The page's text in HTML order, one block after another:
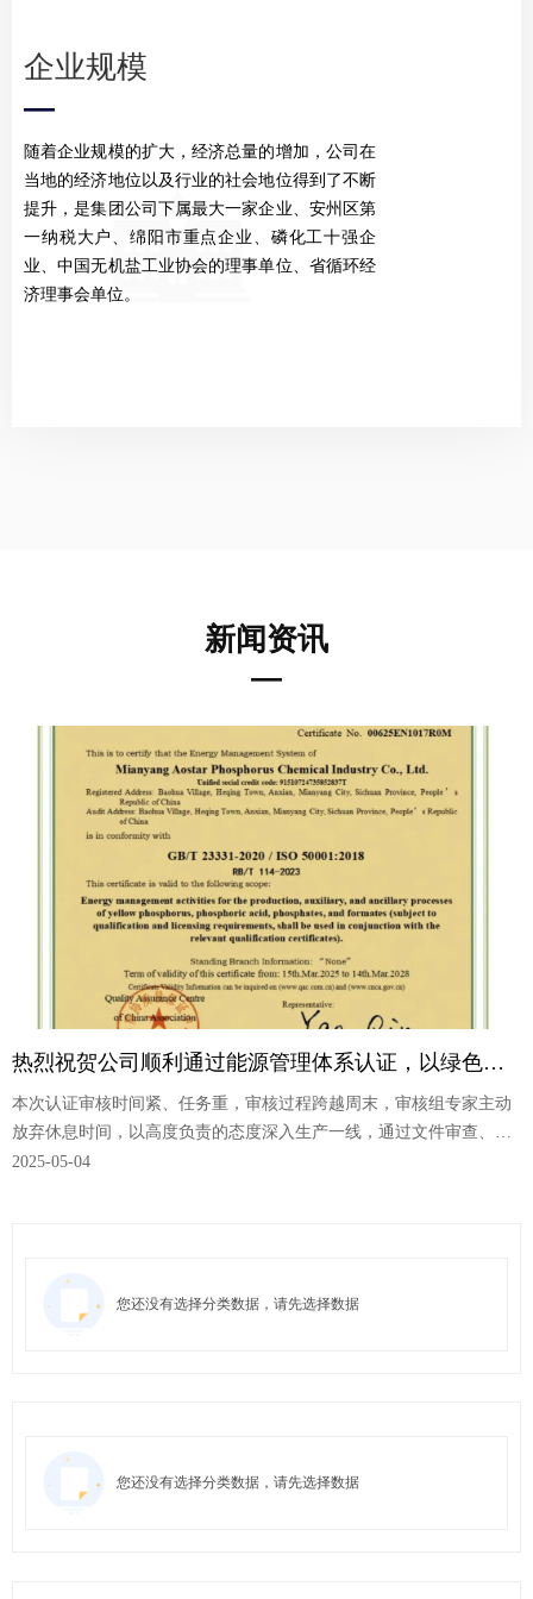
企业规模
—
随着企业规模的扩大，经济总量的增加，公司在
当地的经济地位以及行业的社会地位得到了不断
提升，是集团公司下属最大一家企业、安州区第
一纳税大户、绵阳市重点企业、磷化工十强企
业、中国无机盐工业协会的理事单位、省循环经
济理事会单位。
新闻资讯
—
热烈祝贺公司顺利通过能源管理体系认证，以绿色动
能赋能高质量发展
本次认证审核时间紧、任务重，审核过程跨越周末，审核组专家主动
放弃休息时间，以高度负责的态度深入生产一线，通过文件审查、现
场核查、数据比对等方式，全面评估公司能源管理体系
2025-05-04
您还没有选择分类数据，请先选择数据
您还没有选择分类数据，请先选择数据